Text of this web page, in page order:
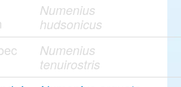
Numenius
hudsonicus
Numenius
tenuirostris